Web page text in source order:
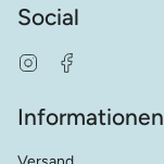
Social
Instagram
Informationen